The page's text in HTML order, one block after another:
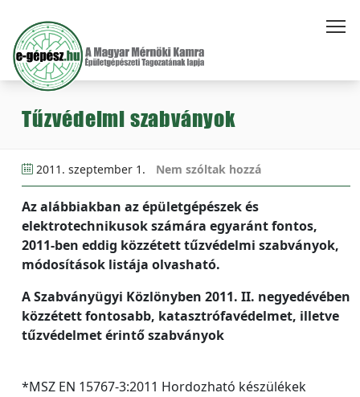
Tűzvédelmi szabványok
2011. szeptember 1. Nem szóltak hozzá
Az alábbiakban az épületgépészek és
elektrotechnikusok számára egyaránt fontos,
2011-ben eddig közzétett tűzvédelmi szabványok,
módosítások listája olvasható.
A Szabványügyi Közlönyben 2011. II. negyedévében
közzétett fontosabb, katasztrófavédelmet, illetve
tűzvédelmet érintő szabványok
*MSZ EN 15767-3:2011 Hordozható készülékek